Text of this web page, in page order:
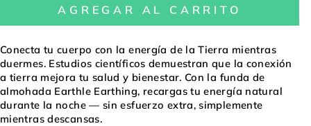
AGREGAR AL CARRITO
Conecta tu cuerpo con la energía de la Tierra mientras
duermes. Estudios científicos demuestran que la conexión
a tierra mejora tu salud y bienestar. Con la funda de
almohada Earthle Earthing, recargas tu energía natural
durante la noche — sin esfuerzo extra, simplemente
mientras descansas.